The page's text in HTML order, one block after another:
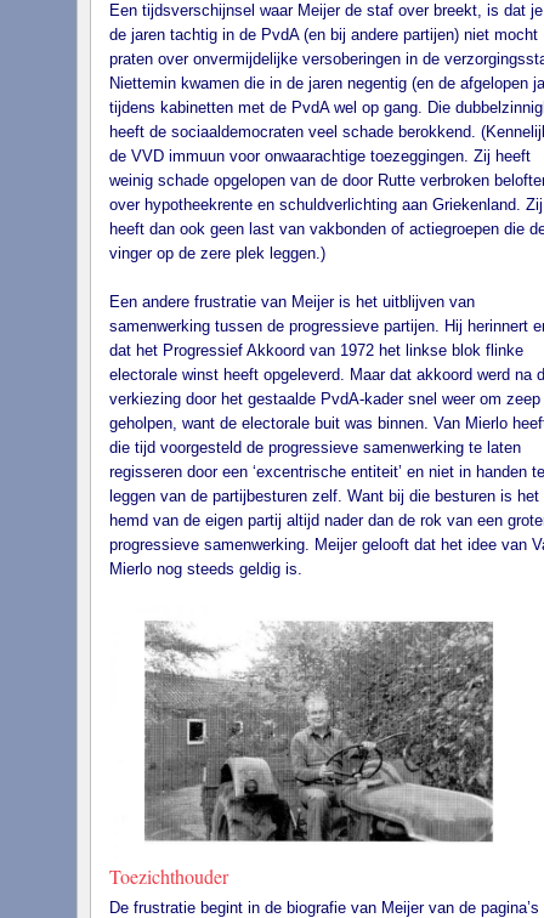
Een tijdsverschijnsel waar Meijer de staf over breekt, is dat
de jaren tachtig in de PvdA (en bij andere partijen) niet mocht
praten over onvermijdelijke versoberingen in de
Niettemin kwamen die in de jaren negentig (en de afgelopen
tijdens kabinetten met de PvdA wel op gang. Die
heeft de sociaaldemocraten veel schade berokkend.
de VVD immuun voor onwaarachtige toezeggingen. Zij heeft
weinig schade opgelopen van de door Rutte verbroken
over hypotheekrente en schuldverlichting aan Griekenland. Zij
heeft dan ook geen last van vakbonden of actiegroepen die
vinger op de zere plek leggen.)
Een andere frustratie van Meijer is het uitblijven van
samenwerking tussen de progressieve partijen. Hij herinnert
dat het Progressief Akkoord van 1972 het linkse blok flinke
electorale winst heeft opgeleverd. Maar dat akkoord werd na
verkiezing door het gestaalde PvdA-kader snel weer om zeep
geholpen, want de electorale buit was binnen. Van Mierlo
die tijd voorgesteld de progressieve samenwerking te laten
regisseren door een ‘excentrische entiteit’ en niet in handen te
leggen van de partijbesturen zelf. Want bij die besturen is het
hemd van de eigen partij altijd nader dan de rok van een
progressieve samenwerking. Meijer gelooft dat het idee van
Mierlo nog steeds geldig is.
Toezichthouder
De frustratie begint in de biografie van Meijer van de pagina’s